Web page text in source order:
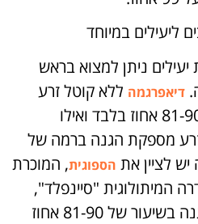
ליעילים במיוחד
ניתן למצוא בראש
דיאפרגמה ללא קוטל זרע
מספקת הגנה ברמה של 81-90 אחוז בלבד ואילו
מספקת הגנה ברמה של
הספוגית, המוכרת
המיתולוגית "סיינפלד",
המספקת אף היא רמת הגנה בשיעור של 81-90 אחוז